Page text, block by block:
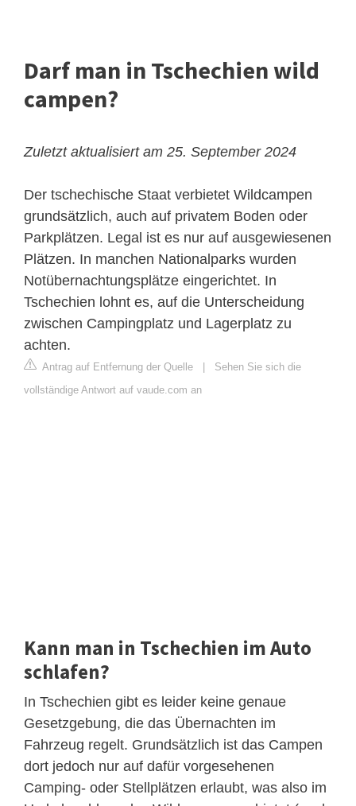
Darf man in Tschechien wild
campen?
Zuletzt aktualisiert am 25. September 2024
Der tschechische Staat verbietet Wildcampen
grundsätzlich, auch auf privatem Boden oder
Parkplätzen. Legal ist es nur auf ausgewiesenen
Plätzen. In manchen Nationalparks wurden
Notübernachtungsplätze eingerichtet. In
Tschechien lohnt es, auf die Unterscheidung
zwischen Campingplatz und Lagerplatz zu
achten.
Antrag auf Entfernung der Quelle
Sehen Sie sich die
vollständige Antwort auf vaude.com an
Kann man in Tschechien im Auto
schlafen?
In Tschechien gibt es leider keine genaue
Gesetzgebung, die das Übernachten im
Fahrzeug regelt. Grundsätzlich ist das Campen
dort jedoch nur auf dafür vorgesehenen
Camping- oder Stellplätzen erlaubt, was also im